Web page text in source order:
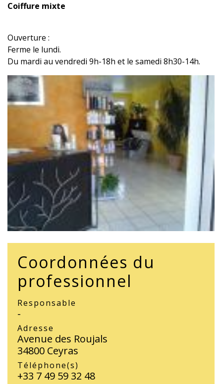
Coiffure mixte
Ouverture :
Ferme le lundi.
Du mardi au vendredi 9h-18h et le samedi 8h30-14h.
Coordonnées du
professionnel
Responsable
-
Adresse
Avenue des Roujals
34800 Ceyras
Téléphone(s)
+33 7 49 59 32 48